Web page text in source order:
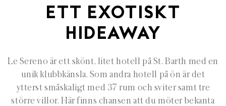
ETT EXOTISKT
HIDEAWAY
Le Sereno är ett skönt, litet hotell på St. Barth med en
unik klubbkänsla. Som andra hotell på ön är det
ytterst småskaligt med 37 rum och sviter samt tre
större villor. Här finns chansen att du möter bekanta